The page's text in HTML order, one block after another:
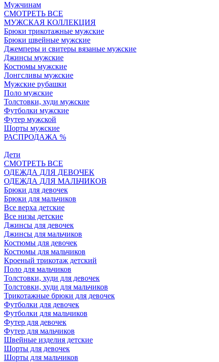
Мужчинам
СМОТРЕТЬ ВСЕ
МУЖСКАЯ КОЛЛЕКЦИЯ
Брюки трикотажные мужские
Брюки швейные мужские
Джемперы и свитеры вязаные мужские
Джинсы мужские
Костюмы мужские
Лонгсливы мужские
Мужские рубашки
Поло мужские
Толстовки, худи мужские
Футболки мужские
Футер мужской
Шорты мужские
РАСПРОДАЖА %
Дети
СМОТРЕТЬ ВСЕ
ОДЕЖДА ДЛЯ ДЕВОЧЕК
ОДЕЖДА ДЛЯ МАЛЬЧИКОВ
Брюки для девочек
Брюки для мальчиков
Все верха детские
Все низы детские
Джинсы для девочек
Джинсы для мальчиков
Костюмы для девочек
Костюмы для мальчиков
Кроеный трикотаж детский
Поло для мальчиков
Толстовки, худи для девочек
Толстовки, худи для мальчиков
Трикотажные брюки для девочек
Футболки для девочек
Футболки для мальчиков
Футер для девочек
Футер для мальчиков
Швейные изделия детские
Шорты для девочек
Шорты для мальчиков